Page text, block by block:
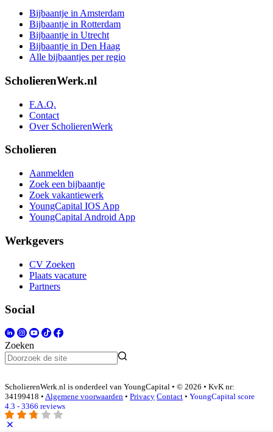
Bijbaantje in Amsterdam
Bijbaantje in Rotterdam
Bijbaantje in Utrecht
Bijbaantje in Den Haag
Alle bijbaantjes per regio
ScholierenWerk.nl
F.A.Q.
Contact
Over ScholierenWerk
Scholieren
Aanmelden
Zoek een bijbaantje
Zoek vakantiewerk
YoungCapital IOS App
YoungCapital Android App
Werkgevers
CV Zoeken
Plaats vacature
Partners
Social
Zoeken
ScholierenWerk.nl is onderdeel van YoungCapital • © 2026 • KvK nr:
34199418 • Algemene voorwaarden • Privacy Contact • YoungCapital score
4.3 - 3366 reviews